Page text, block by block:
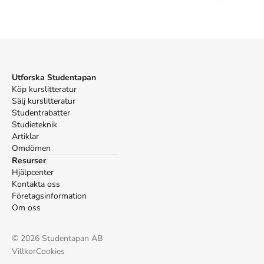
Utforska Studentapan
Köp kurslitteratur
Sälj kurslitteratur
Studentrabatter
Studieteknik
Artiklar
Omdömen
Resurser
Hjälpcenter
Kontakta oss
Företagsinformation
Om oss
© 2026 Studentapan AB
VillkorCookies